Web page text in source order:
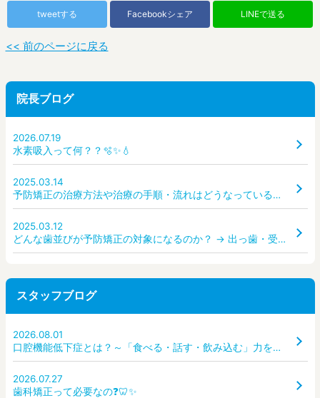
tweetする Facebookシェア LINEで送る
<< 前のページに戻る
院長ブログ
2026.07.19
水素吸入って何？？🫧✨💧
2025.03.14
予防矯正の治療方法や治療の手順・流れはどうなっているのか？ どんな装置を使うのか？
2025.03.12
どんな歯並びが予防矯正の対象になるのか？ → 出っ歯・受け口・ガタガタ・すきっ歯など、どんな状態なら受診すべき？
スタッフブログ
2026.08.01
口腔機能低下症とは？～「食べる・話す・飲み込む」力を守るために～
2026.07.27
歯科矯正って必要なの❓🦷✨